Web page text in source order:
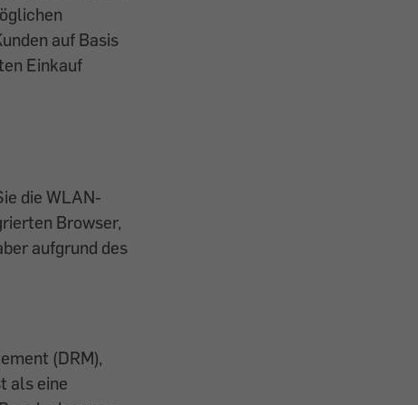
auf ­Basis
Einkauf
die WLAN-
Browser,
aufgrund des
(DRM),
als eine